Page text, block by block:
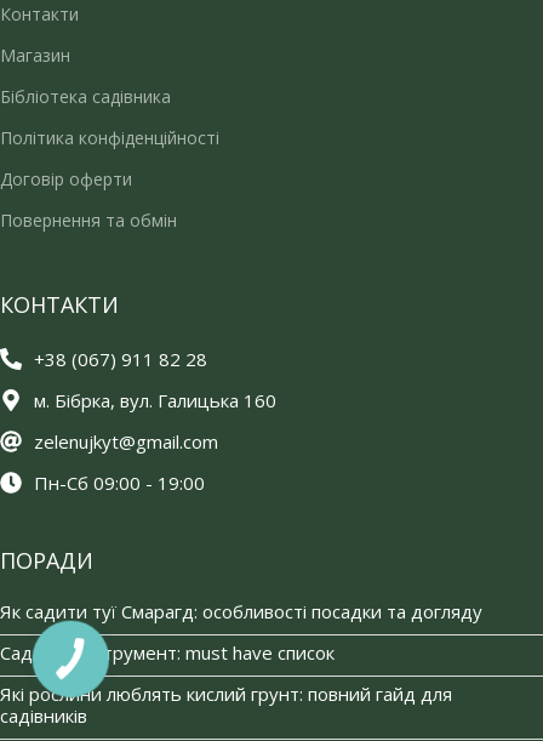
Контакти
Магазин
Бібліотека садівника
Політика конфіденційності
Договір оферти
Повернення та обмін
КОНТАКТИ
+38 (067) 911 82 28
м. Бібрка, вул. Галицька 160
zelenujkyt@gmail.com
Пн-Сб 09:00 - 19:00
ПОРАДИ
Як садити туї Смарагд: особливості посадки та догляду
Садовий інструмент: must have список
Які рослини люблять кислий грунт: повний гайд для
садівників